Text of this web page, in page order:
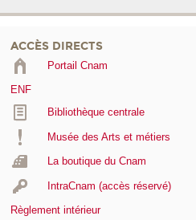
ACCÈS DIRECTS
Portail Cnam
ENF
Bibliothèque centrale
Musée des Arts et métiers
La boutique du Cnam
IntraCnam (accès réservé)
Règlement intérieur